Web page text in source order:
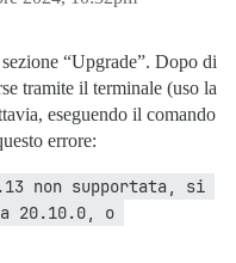
“Upgrade”. Dopo di
tramite il terminale (uso la
eseguendo il comando
errore:
non supportata, si
20.10.0, o